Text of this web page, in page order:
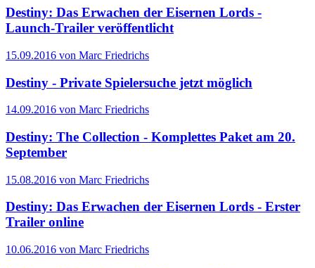
Destiny: Das Erwachen der Eisernen Lords -
Launch-Trailer veröffentlicht
15.09.2016 von Marc Friedrichs
Destiny - Private Spielersuche jetzt möglich
14.09.2016 von Marc Friedrichs
Destiny: The Collection - Komplettes Paket am 20.
September
15.08.2016 von Marc Friedrichs
Destiny: Das Erwachen der Eisernen Lords - Erster
Trailer online
10.06.2016 von Marc Friedrichs